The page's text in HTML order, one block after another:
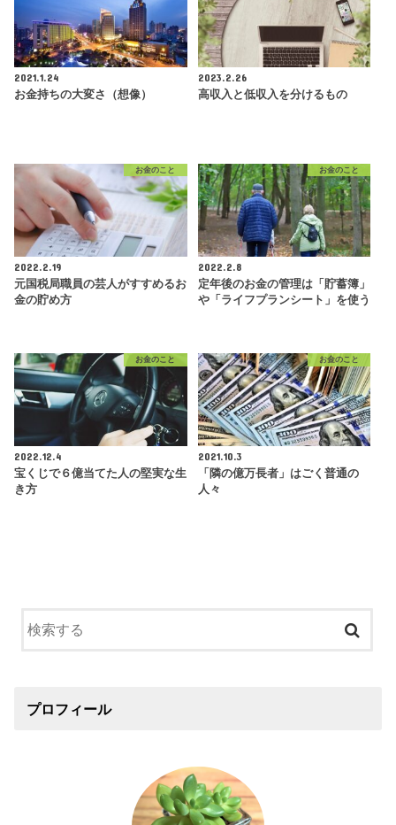
2021.1.24
お金持ちの大変さ（想像）
2023.2.26
高収入と低収入を分けるもの
お金のこと
2022.2.19
元国税局職員の芸人がすすめるお
金の貯め方
お金のこと
2022.2.8
定年後のお金の管理は「貯蓄簿」
や「ライフプランシート」を使う
お金のこと
2022.12.4
宝くじで６億当てた人の堅実な生
き方
お金のこと
2021.10.3
「隣の億万長者」はごく普通の
人々
プロフィール